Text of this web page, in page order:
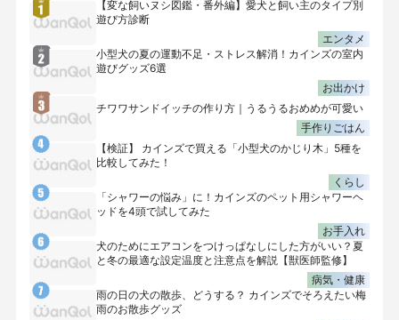
【変な飼いヌシ図鑑・番外編】愛犬と飼い主のタイプ別
遊び方診断
エンタメ
小型犬の夏の運動不足・ストレス解消！カインズの室内
遊びグッズ6選
お出かけ
チワワサンドイッチの作り方｜うるうるおめめが可愛い
手作りごはん
【検証】 カインズで買える「小型犬のかじり木」5種を
比較してみた！
くらし
「シャワーの悩み」に！カインズのペット用シャワーヘ
ッドを4頭で試してみた
お手入れ
犬のためにエアコンをつけっぱなしにした方がいい？夏
と冬の最適な設定温度と注意点を解説【獣医師監修】
病気・健康
雨の日の犬の散歩、どうする？ カインズでそろえたい梅
雨のお散歩グッズ